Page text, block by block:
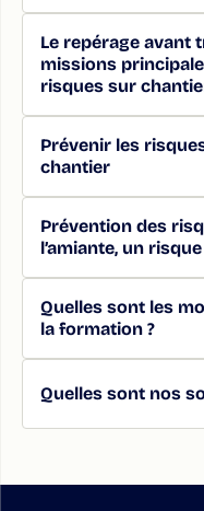
Le repérage avant
missions
risques sur
Prévenir les
chantier
Prévention des
l’amiante, un
Quelles sont les
la formation ?
Quelles sont nos